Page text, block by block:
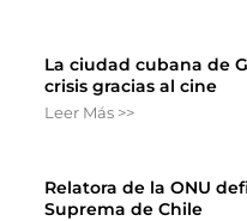
La ciudad cubana de
crisis gracias al cine
Leer Más >>
Relatora de la ONU
Suprema de Chile